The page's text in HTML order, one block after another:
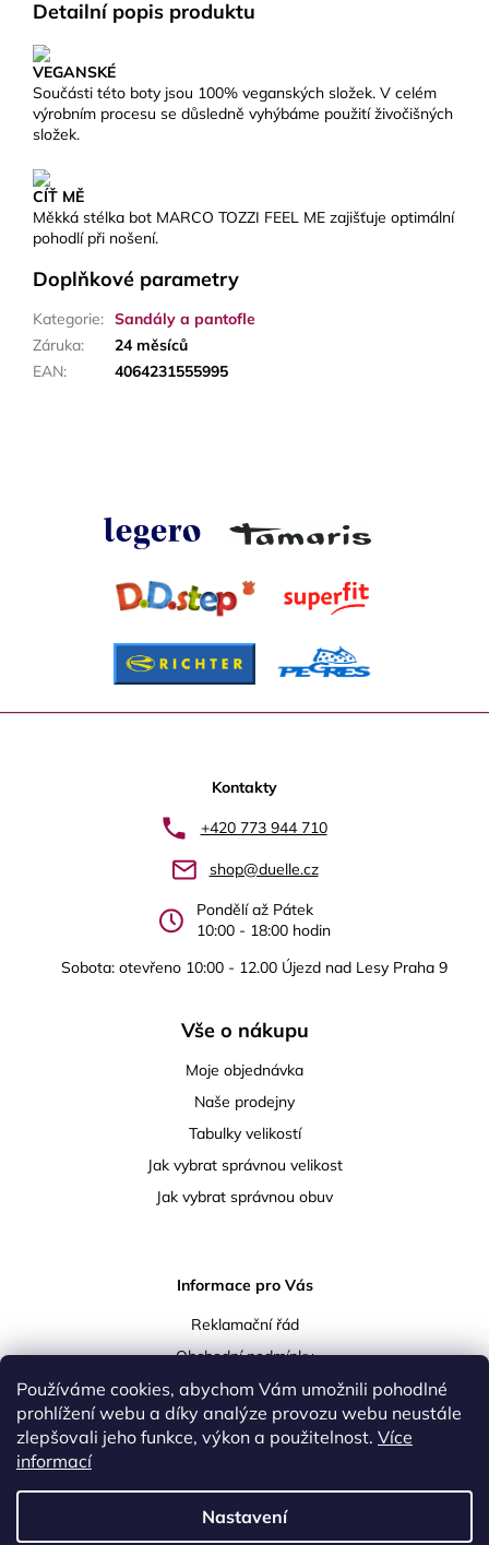
Používáme cookies, abychom Vám umožnili pohodlné
prohlížení webu a díky analýze provozu webu neustále
zlepšovali jeho funkce, výkon a použitelnost. Více
informací
Nastavení
Detailní popis produktu
VEGANSKÉ
Součásti této boty jsou 100% veganských složek. V celém
výrobním procesu se důsledně vyhýbáme použití živočišných
složek.
CÍŤ MĚ
Měkká stélka bot MARCO TOZZI FEEL ME zajišťuje optimální
pohodlí při nošení.
Doplňkové parametry
Kategorie: Sandály a pantofle
Záruka:
24 měsíců
EAN: 4064231555995
Kontakty
+420 773 944 710
shop@duelle.cz
Pondělí až Pátek
10:00 - 18:00 hodin
Sobota: otevřeno 10:00 - 12.00 Újezd nad Lesy Praha 9
Vše o nákupu
Moje objednávka
Naše prodejny
Tabulky velikostí
Jak vybrat správnou velikost
Jak vybrat správnou obuv
Informace pro Vás
Reklamační řád
Obchodní podmínky
Podmínky ochrany osobních údajů
Doprava a platba
Vrácení a reklamace zboží